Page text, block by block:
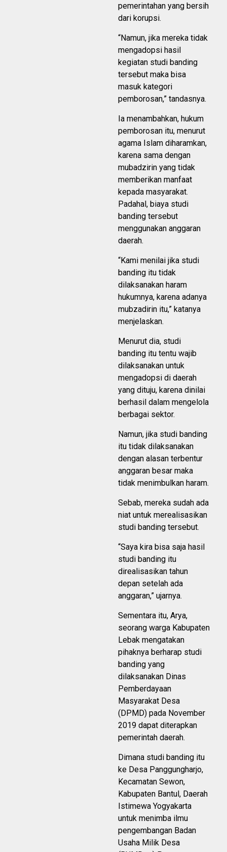
pemerintahan yang bersih
dari korupsi.
“Namun, jika mereka tidak
mengadopsi hasil
kegiatan studi banding
tersebut maka bisa
masuk kategori
pemborosan,” tandasnya.
Ia menambahkan, hukum
pemborosan itu, menurut
agama Islam diharamkan,
karena sama dengan
mubadzirin yang tidak
memberikan manfaat
kepada masyarakat.
Padahal, biaya studi
banding tersebut
menggunakan anggaran
daerah.
“Kami menilai jika studi
banding itu tidak
dilaksanakan haram
hukumnya, karena adanya
mubzadirin itu,” katanya
menjelaskan.
Menurut dia, studi
banding itu tentu wajib
dilaksanakan untuk
mengadopsi di daerah
yang dituju, karena dinilai
berhasil dalam mengelola
berbagai sektor.
Namun, jika studi banding
itu tidak dilaksanakan
dengan alasan terbentur
anggaran besar maka
tidak menimbulkan haram.
Sebab, mereka sudah ada
niat untuk merealisasikan
studi banding tersebut.
“Saya kira bisa saja hasil
studi banding itu
direalisasikan tahun
depan setelah ada
anggaran,” ujarnya.
Sementara itu, Arya,
seorang warga Kabupaten
Lebak mengatakan
pihaknya berharap studi
banding yang
dilaksanakan Dinas
Pemberdayaan
Masyarakat Desa
(DPMD) pada November
2019 dapat diterapkan
pemerintah daerah.
Dimana studi banding itu
ke Desa Panggungharjo,
Kecamatan Sewon,
Kabupaten Bantul, Daerah
Istimewa Yogyakarta
untuk menimba ilmu
pengembangan Badan
Usaha Milik Desa